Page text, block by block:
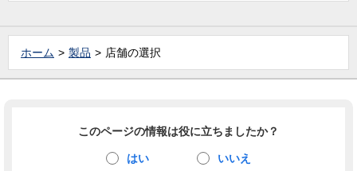
ホーム 製品 店舗の選択
このページの情報は役に立ちましたか？
はい いいえ